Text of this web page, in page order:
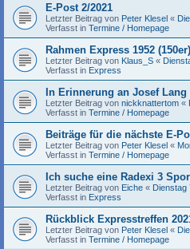
E-Post 2/2021
Letzter Beitrag von Peter Klesel «
Verfasst in Termine / Homepage
Rahmen Express 1952
Letzter Beitrag von Klaus_S «
Verfasst in Express
In Erinnerung an Josef Lang
Letzter Beitrag von nickknattertom «
Verfasst in Termine / Homepage
Beiträge für die nächste E-
Letzter Beitrag von Peter Klesel «
Verfasst in Termine / Homepage
Ich suche eine Radexi 3
Letzter Beitrag von Eiche « Dienstag
Verfasst in Express
Rückblick Expresstreffen
Letzter Beitrag von Peter Klesel «
Verfasst in Termine / Homepage